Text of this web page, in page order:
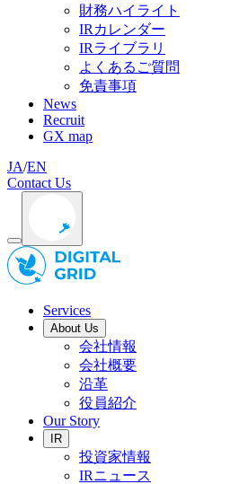
財務ハイライト
IRカレンダー
IRライブラリ
よくあるご質問
免責事項
News
Recruit
GX map
JA/EN
Contact Us
Services
About Us
会社情報
会社概要
沿革
役員紹介
Our Story
IR
投資家情報
IRニュース